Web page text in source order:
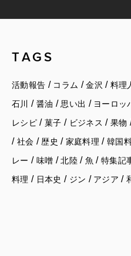
TAGS
活動報告 / コラム /金沢 / 料理
石川 / 醤油 / 思い出 / ヨーロッ
レシピ/ 菓子 / ビジネス / 果物
/ 社会 / 歴史 / 家庭料理 /韓国
レー / 味噌 /北陸/ 魚 /特集記
料理 / 日本史 / ジン / アジア /